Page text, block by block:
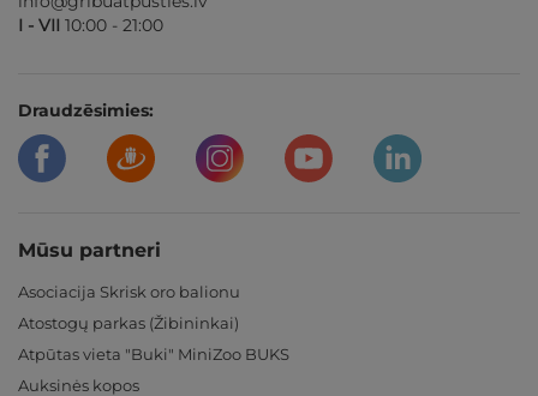
I - VII 10:00 - 21:00
Draudzēsimies:
Mūsu partneri
Asociacija Skrisk oro balionu
Atostogų parkas (Žibininkai)
Atpūtas vieta "Buki" MiniZoo BUKS
Auksinės kopos